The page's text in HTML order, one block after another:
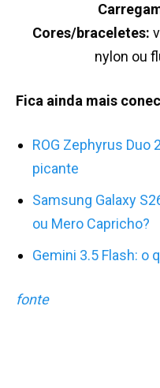
Cores/braceletes:
nylon ou
Fica ainda mais
ROG Zephyrus Duo
picante
Samsung Galaxy
ou Mero Capricho?
Gemini 3.5 Flash: o
fonte